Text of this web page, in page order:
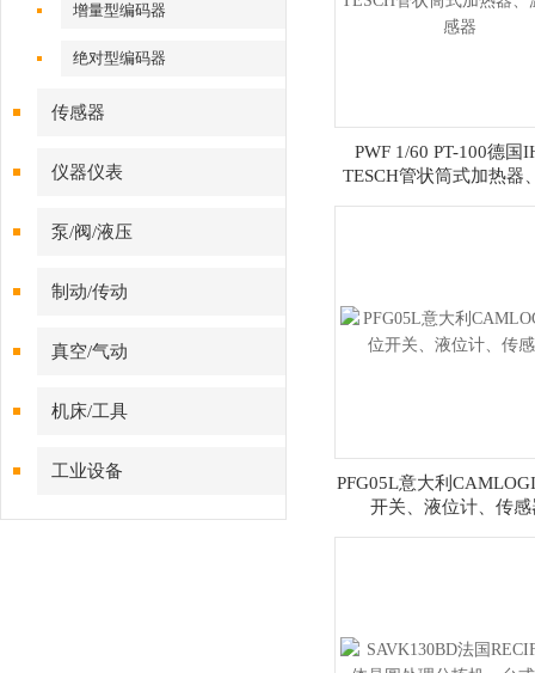
增量型编码器
绝对型编码器
传感器
仪器仪表
泵/阀/液压
制动/传动
真空/气动
机床/工具
工业设备
PWF 1/60 PT-100德国
TESCH管状筒式加热器
PFG05L意大利
开关、液位计、传感